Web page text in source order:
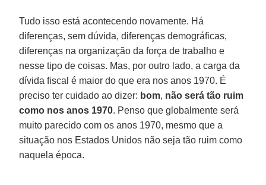
Tudo isso está acontecendo novamente. Há
diferenças, sem dúvida, diferenças demográficas,
diferenças na organização da força de trabalho e
nesse tipo de coisas. Mas, por outro lado, a carga da
dívida fiscal é maior do que era nos anos 1970. É
preciso ter cuidado ao dizer: bom, não será tão ruim
como nos anos 1970. Penso que globalmente será
muito parecido com os anos 1970, mesmo que a
situação nos Estados Unidos não seja tão ruim como
naquela época.